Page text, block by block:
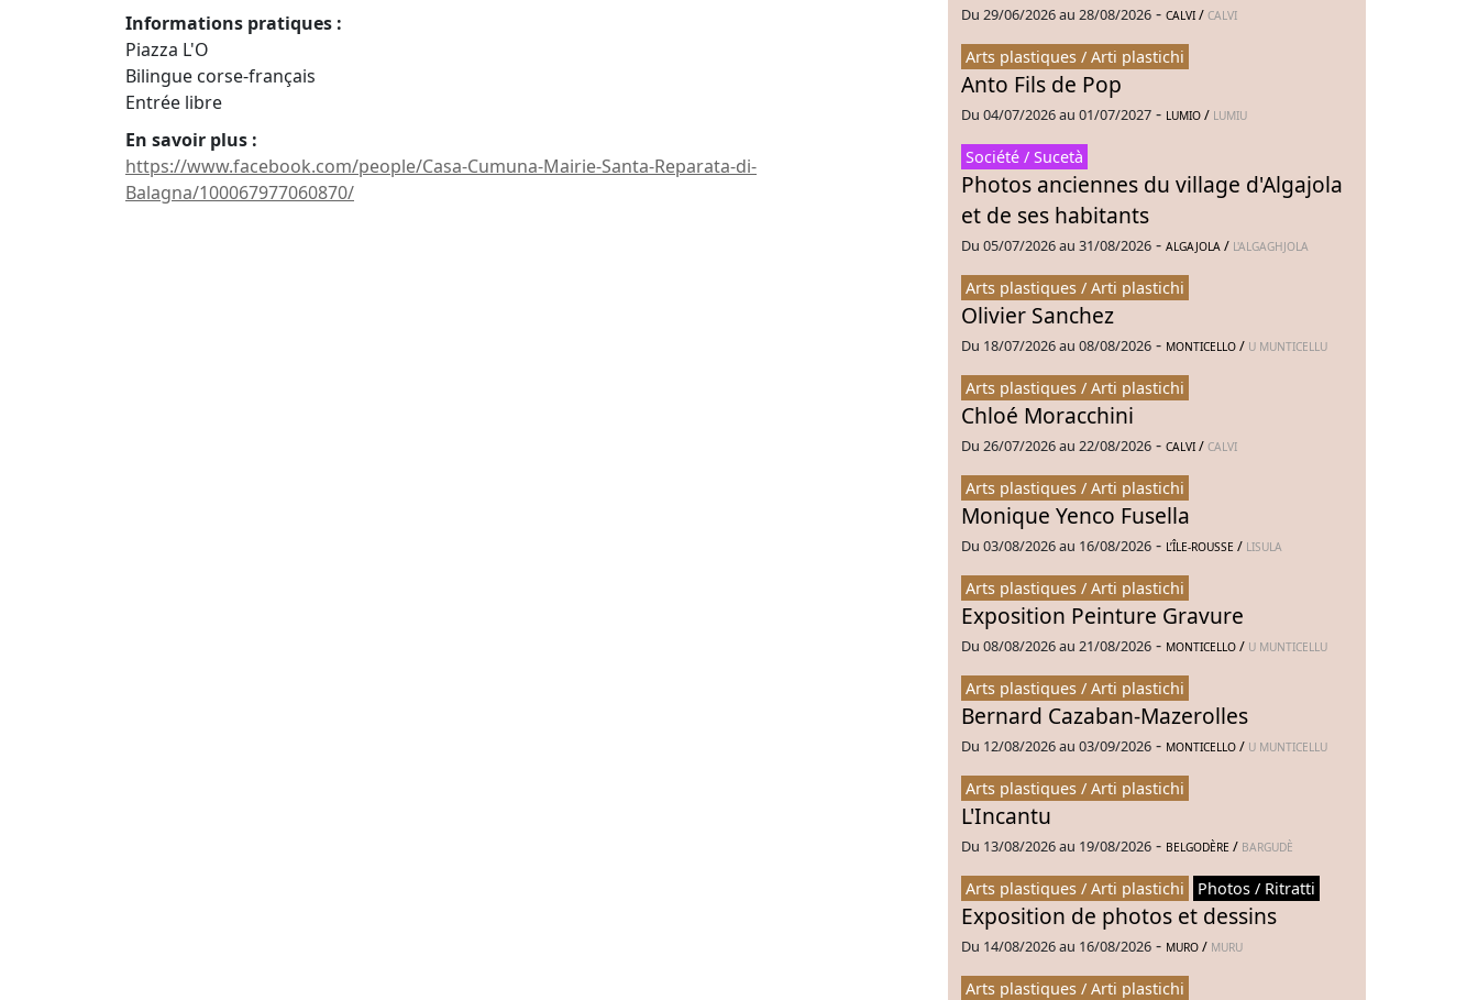
Informations pratiques :
Piazza L'O
Bilingue corse-français
Entrée libre
En savoir plus :
https://www.facebook.com/people/Casa-Cumuna-Mairie-Santa-Reparata-di-
Balagna/100067977060870/
Du 29/06/2026 au 28/08/2026 - CALVI / CALVI
Arts plastiques / Arti plastichi
Anto Fils de Pop
Du 04/07/2026 au 01/07/2027 - LUMIO / LUMIU
Société / Sucetà
Photos anciennes du village d'Algajola
et de ses habitants
Du 05/07/2026 au 31/08/2026 - ALGAJOLA / L'ALGAGHJOLA
Arts plastiques / Arti plastichi
Olivier Sanchez
Du 18/07/2026 au 08/08/2026 - MONTICELLO / U MUNTICELLU
Arts plastiques / Arti plastichi
Chloé Moracchini
Du 26/07/2026 au 22/08/2026 - CALVI / CALVI
Arts plastiques / Arti plastichi
Monique Yenco Fusella
Du 03/08/2026 au 16/08/2026 - L’ÎLE-ROUSSE / LISULA
Arts plastiques / Arti plastichi
Exposition Peinture Gravure
Du 08/08/2026 au 21/08/2026 - MONTICELLO / U MUNTICELLU
Arts plastiques / Arti plastichi
Bernard Cazaban-Mazerolles
Du 12/08/2026 au 03/09/2026 - MONTICELLO / U MUNTICELLU
Arts plastiques / Arti plastichi
L'Incantu
Du 13/08/2026 au 19/08/2026 - BELGODÈRE / BARGUDÈ
Arts plastiques / Arti plastichi Photos / Ritratti
Exposition de photos et dessins
Du 14/08/2026 au 16/08/2026 - MURO / MURU
Arts plastiques / Arti plastichi